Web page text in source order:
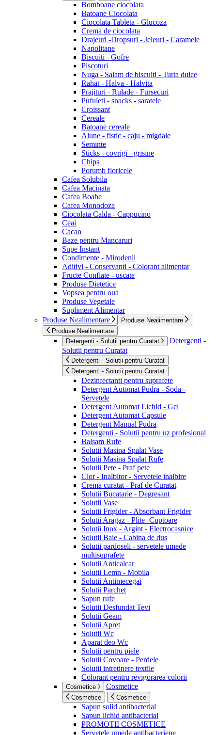
Bomboane ciocolata
Batoane Ciocolata
Ciocolata Tableta - Glucoza
Crema de ciocolata
Drajeuri -Dropsuri - Jeleuri - Caramele
Napolitane
Biscuiti - Gofre
Piscoturi
Nuga - Salam de biscuiti - Turta dulce
Rahat - Halva - Halvita
Prajituri - Rulade - Fursecuri
Pufuleti - snacks - saratele
Croissant
Cereale
Batoane cereale
Alune - fistic - caju - migdale
Seminte
Sticks - covrigi - grisine
Chips
Porumb floricele
Cafea Solubila
Cafea Macinata
Cafea Boabe
Cafea Monodoza
Ciocolata Calda - Cappucino
Ceai
Cacao
Baze pentru Mancaruri
Supe Instant
Condimente - Mirodenii
Aditivi - Conservanti - Colorant alimentar
Fructe Confiate - uscate
Produse Dietetice
Vopsea pentru oua
Produse Vegetale
Supliment Alimentar
Produse Nealimentare
Produse Nealimentare
Produse Nealimentare
Detergenti - Solutii pentru Curatat
Detergenti -
Solutii pentru Curatat
Detergenti - Solutii pentru Curatat
Detergenti - Solutii pentru Curatat
Dezinfectanti pentru suprafete
Detergent Automat Pudra - Soda -
Servetele
Detergent Automat Lichid - Gel
Detergent Automat Capsule
Detergent Manual Pudra
Detergenti - Solutii pentru uz profesional
Balsam Rufe
Solutii Masina Spalat Vase
Solutii Masina Spalat Rufe
Solutii Pete - Praf pete
Clor - Inalbitor - Servetele inalbire
Crema curatat - Praf de Curatat
Solutii Bucatarie - Degresant
Solutii Vase
Solutii Frigider - Absorbant Frigider
Solutii Aragaz - Plite -Cuptoare
Solutii Inox - Argint - Electrocasnice
Solutii Baie - Cabina de dus
Solutii pardoseli - servetele umede
multisuprafete
Solutii Anticalcar
Solutii Lemn - Mobila
Solutii Antimecegai
Solutii Parchet
Sapun rufe
Solutii Desfundat Tevi
Solutii Geam
Solutii Apret
Solutii Wc
Aparat deo Wc
Solutii pentru piele
Solutii Covoare - Perdele
Solutii intretinere textile
Colorant pentru revigorarea culorii
Cosmetice Cosmetice
Cosmetice Cosmetice
Sapun solid antibacterial
Sapun lichid antibacterial
PROMOTII COSMETICE
Servetele umede antibacteriene